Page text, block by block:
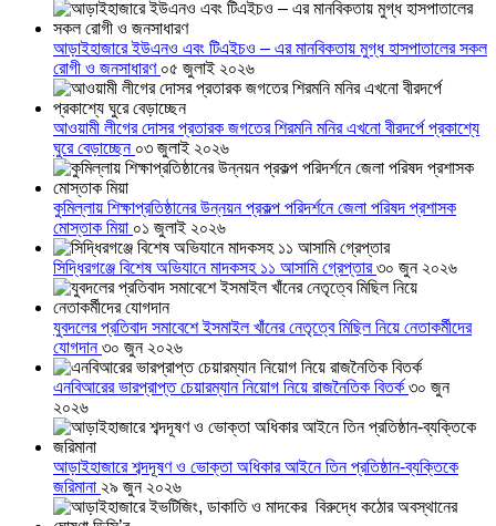
আড়াইহাজারে ইউএনও এবং টিএইচও – এর মানবিকতায় মুগ্ধ হাসপাতালের সকল
রোগী ও জনসাধারণ ০৫ জুলাই ২০২৬
আওয়ামী লীগের দোসর প্রতারক জগতের শিরমনি মনির এখনো বীরদর্পে প্রকাশ্যে
ঘুরে বেড়াচ্ছেন ০৩ জুলাই ২০২৬
কুমিল্লায় শিক্ষাপ্রতিষ্ঠানের উন্নয়ন প্রকল্প পরিদর্শনে জেলা পরিষদ প্রশাসক
মোস্তাক মিয়া ০১ জুলাই ২০২৬
সিদ্ধিরগঞ্জে বিশেষ অভিযানে মাদকসহ ১১ আসামি গ্রেপ্তার৩০ জুন ২০২৬
যুবদলের প্রতিবাদ সমাবেশে ইসমাইল খাঁনের নেতৃত্বে মিছিল নিয়ে নেতাকর্মীদের
যোগদান৩০ জুন ২০২৬
এনবিআরের ভারপ্রাপ্ত চেয়ারম্যান নিয়োগ নিয়ে রাজনৈতিক বিতর্ক ৩০ জুন
২০২৬
আড়াইহাজারে শব্দদূষণ ও ভোক্তা অধিকার আইনে তিন প্রতিষ্ঠান-ব্যক্তিকে
জরিমানা ২৯ জুন ২০২৬